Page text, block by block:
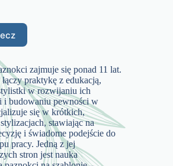
zajmuje się ponad 11 lat.
praktykę z edukacją,
w rozwijaniu ich
i budowaniu pewności w
się w krótkich,
stawiając na
i świadome podejście do
pracy. Jedną z jej
stron jest nauka